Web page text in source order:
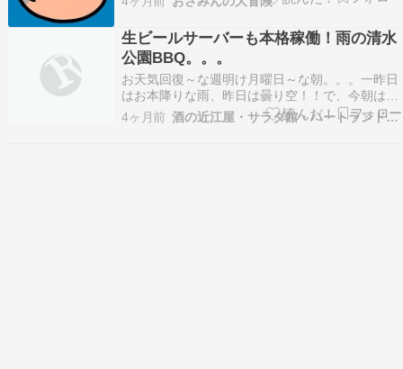
台のキッチンカーでは一番売上が高かったらし
い。オレは焼くことに専念してたから、どれくら
いお客さんが来てるのかはしっかり把握できてな
いけど、チラっと外…
生ビールサーバーも本格稼働！雨の清水
公園BBQ。。。
お天気回復～な週明け月曜日～な朝。。。一昨日
はお本降りな雨、昨日は曇り空！！で、今朝は青
空も見えてきて～な野田市の週明け月曜日。。。
気温も丁度いい～セーターも要らん。。。 野田市
4ヶ月前 酒の近江屋・サラダ館・ハートランド通販のとほほ日記！